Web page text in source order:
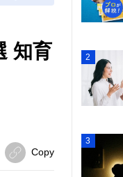
知育
Copy
2
3